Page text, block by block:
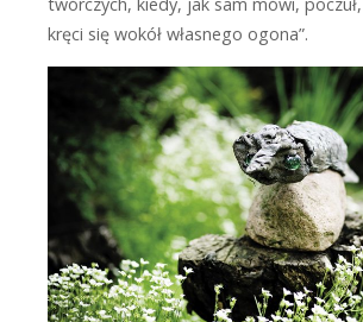
kręci się wokół własnego ogona”.